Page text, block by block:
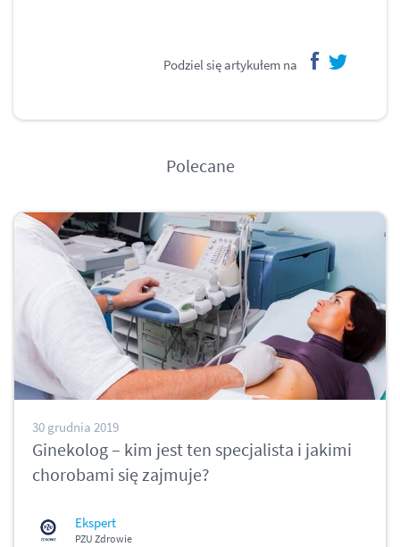
Podziel się artykułem na
Polecane
30 grudnia 2019
Ginekolog – kim jest ten specjalista i jakimi
chorobami się zajmuje?
Ekspert
PZU Zdrowie